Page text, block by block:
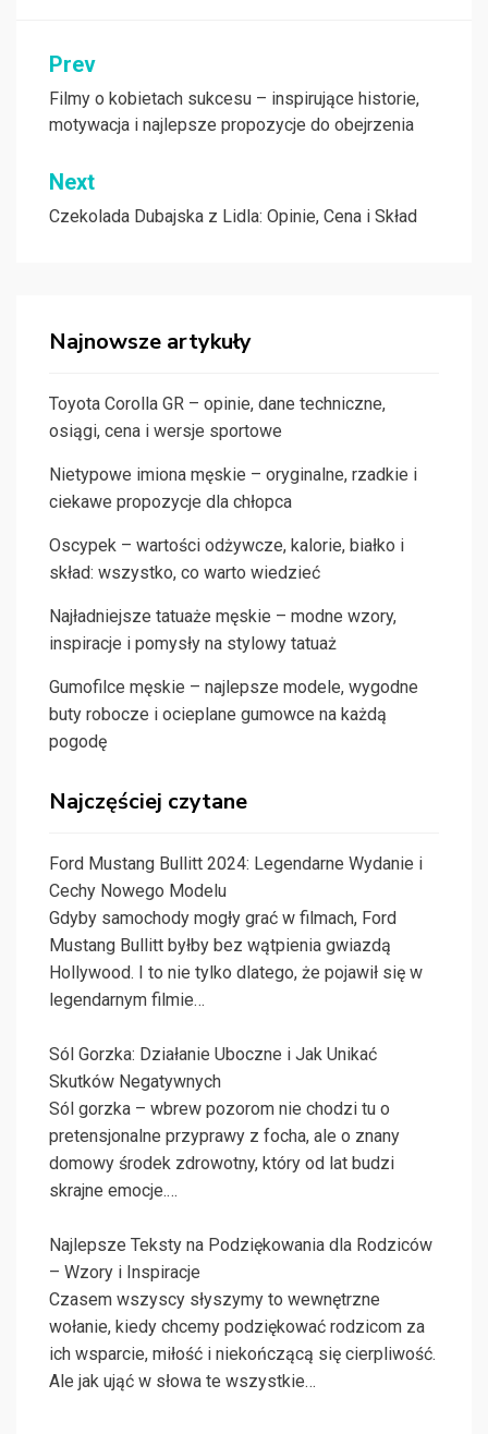
Nawigacja
wpisu
Prev
Filmy o kobietach sukcesu – inspirujące historie,
motywacja i najlepsze propozycje do obejrzenia
Next
Czekolada Dubajska z Lidla: Opinie, Cena i Skład
Najnowsze artykuły
Toyota Corolla GR – opinie, dane techniczne,
osiągi, cena i wersje sportowe
Nietypowe imiona męskie – oryginalne, rzadkie i
ciekawe propozycje dla chłopca
Oscypek – wartości odżywcze, kalorie, białko i
skład: wszystko, co warto wiedzieć
Najładniejsze tatuaże męskie – modne wzory,
inspiracje i pomysły na stylowy tatuaż
Gumofilce męskie – najlepsze modele, wygodne
buty robocze i ocieplane gumowce na każdą
pogodę
Najczęściej czytane
Ford Mustang Bullitt 2024: Legendarne Wydanie i
Cechy Nowego Modelu
Gdyby samochody mogły grać w filmach, Ford
Mustang Bullitt byłby bez wątpienia gwiazdą
Hollywood. I to nie tylko dlatego, że pojawił się w
legendarnym filmie…
Sól Gorzka: Działanie Uboczne i Jak Unikać
Skutków Negatywnych
Sól gorzka – wbrew pozorom nie chodzi tu o
pretensjonalne przyprawy z focha, ale o znany
domowy środek zdrowotny, który od lat budzi
skrajne emocje.…
Najlepsze Teksty na Podziękowania dla Rodziców
– Wzory i Inspiracje
Czasem wszyscy słyszymy to wewnętrzne
wołanie, kiedy chcemy podziękować rodzicom za
ich wsparcie, miłość i niekończącą się cierpliwość.
Ale jak ująć w słowa te wszystkie…